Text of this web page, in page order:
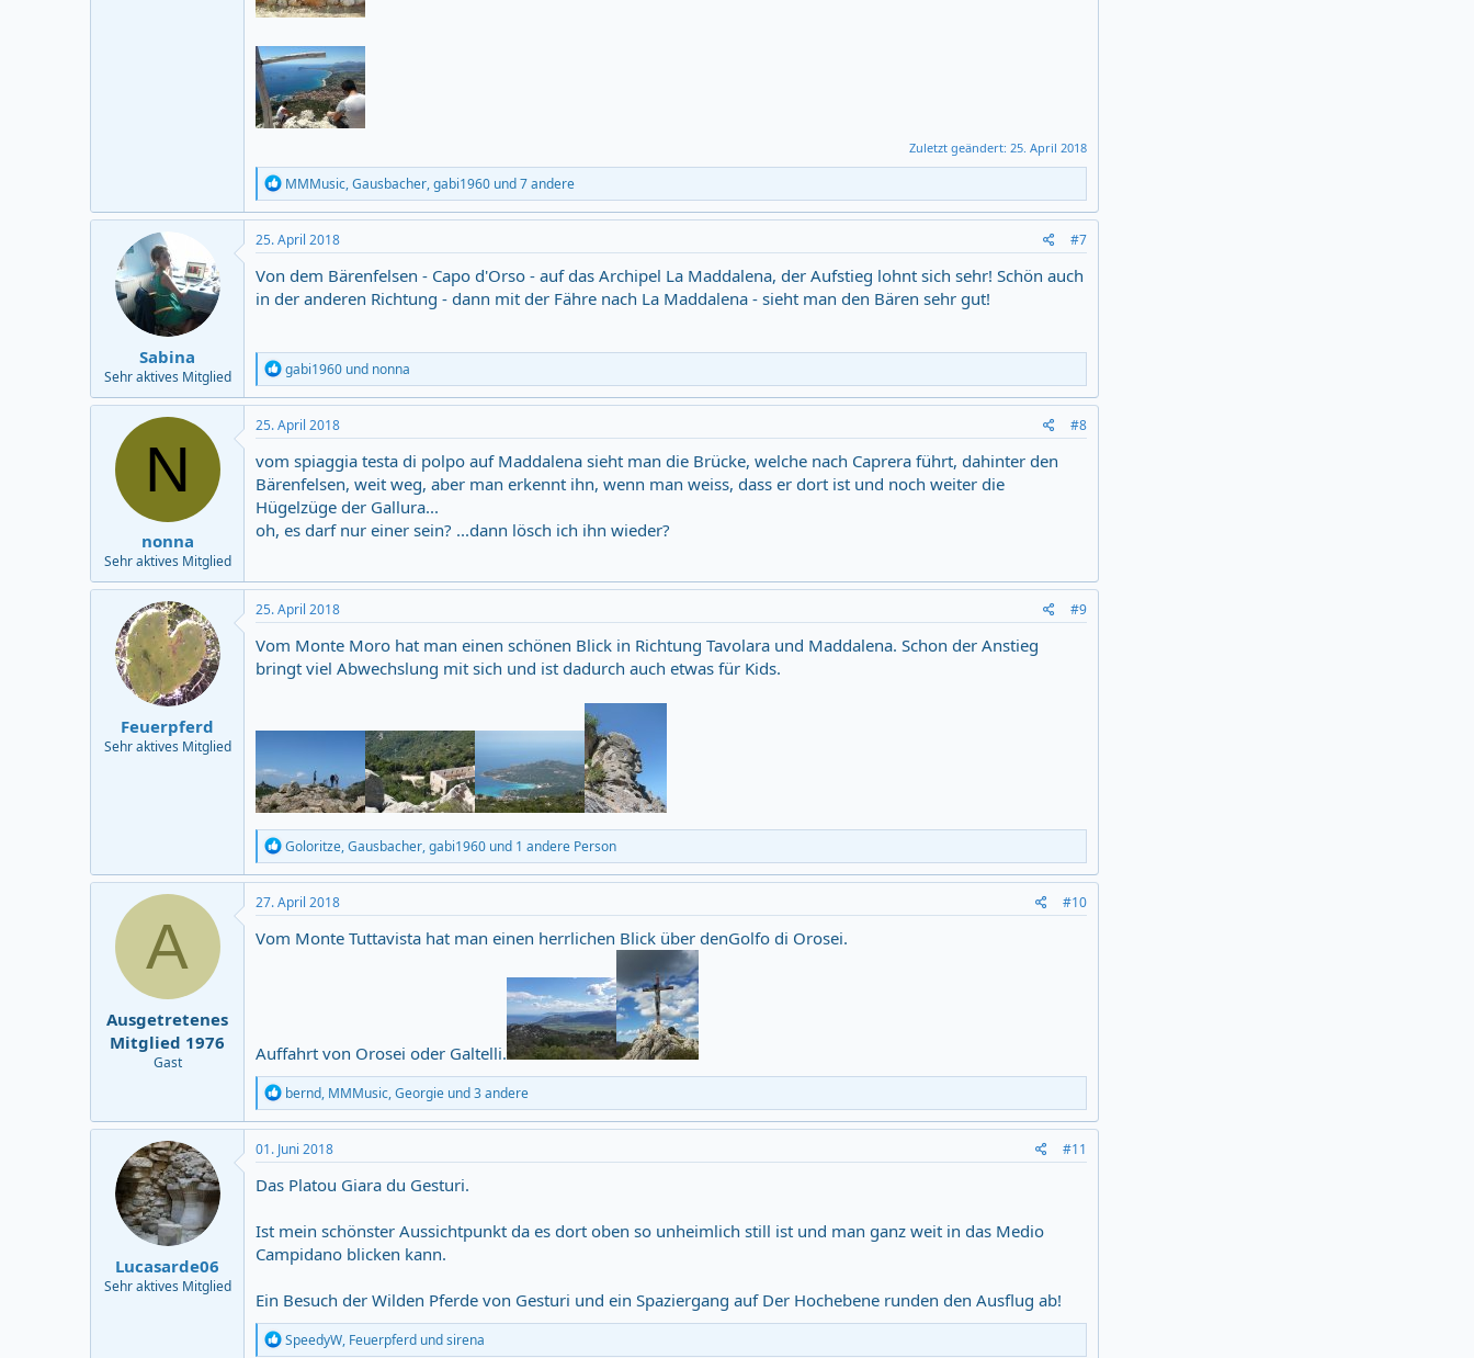
Zuletzt geändert: 25. April 2018
R
e
a
c
t
o
n
MMMusic,Gausbacher,gabi1960 und 7 andere
Sabina
Sehr aktives Mitglied
25. April 2018 #7
Von dem Bärenfelsen - Capo d'Orso - auf das Archipel La Maddalena, der Aufstieg lohnt sich sehr! Schön auch
in der anderen Richtung - dann mit der Fähre nach La Maddalena - sieht man den Bären sehr gut!
R
e
a
c
t
i
o
n
s
:
gabi1960 und nonna
N
nonna
Sehr aktives Mitglied
25. April 2018 #8
vom spiaggia testa di polpo auf Maddalena sieht man die Brücke, welche nach Caprera führt, dahinter den
Bärenfelsen, weit weg, aber man erkennt ihn, wenn man weiss, dass er dort ist und noch weiter die
Hügelzüge der Gallura...
oh, es darf nur einer sein? ...dann lösch ich ihn wieder?
Feuerpferd
Sehr aktives Mitglied
25. April 2018 #9
Vom Monte Moro hat man einen schönen Blick in Richtung Tavolara und Maddalena. Schon der Anstieg
bringt viel Abwechslung mit sich und ist dadurch auch etwas für Kids.
R
e
a
c
t
i
o
Goloritze,Gausbacher,gabi1960 und 1 andere Person
A
Ausgetretenes
Mitglied 1976
Gast
27. April 2018 #10
Vom Monte Tuttavista hat man einen herrlichen Blick über denGolfo di Orosei.
Auffahrt von Orosei oder Galtelli.
R
e
a
c
t
o
s
:
bernd, MMMusic,Georgie und 3 andere
Lucasarde06
Sehr aktives Mitglied
01. Juni 2018 #11
Das Platou Giara du Gesturi.
Ist mein schönster Aussichtpunkt da es dort oben so unheimlich still ist und man ganz weit in das Medio
Campidano blicken kann.
Ein Besuch der Wilden Pferde von Gesturi und ein Spaziergang auf Der Hochebene runden den Ausflug ab!
R
SpeedyW, Feuerpferd undsirena